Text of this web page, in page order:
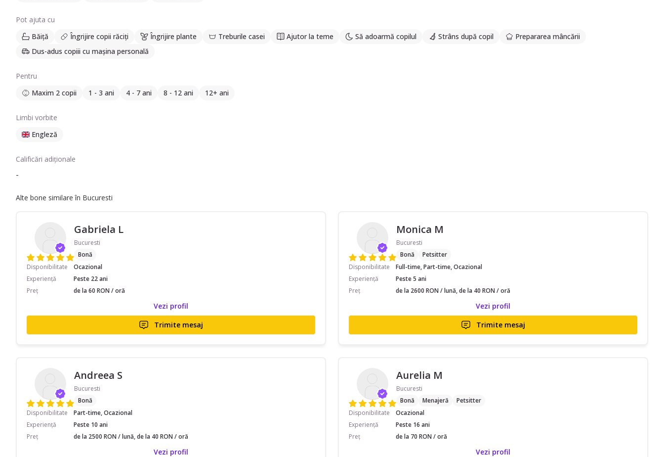
Pot ajuta cu
Băiță
Îngrijire copii răciți Îngrijire plante Treburile casei Ajutor la teme Să adoarmă copilul Strâns după copil
Prepararea mâncării
Dus-adus copiii cu mașina personală
Pentru
Maxim 2 copii
1 - 3 ani 4 - 7 ani 8 - 12 ani 12+ ani
Limbi vorbite
Engleză
Calificări adiționale
-
Alte bone similare în Bucuresti
Gabriela L
Bucuresti
Bonă
Disponibilitate
Ocazional
Experiență
Peste 22 ani
Preț
de la 60 RON / oră
Vezi profil
Trimite mesaj
Monica M
Bucuresti
Bonă
Petsitter
Disponibilitate
Full-time, Part-time, Ocazional
Experiență
Peste 5 ani
Preț
de la 2600 RON / lună, de la 40 RON / oră
Vezi profil
Trimite mesaj
Andreea S
Bucuresti
Bonă
Disponibilitate
Part-time, Ocazional
Experiență
Peste 10 ani
Preț
de la 2500 RON / lună, de la 40 RON / oră
Vezi profil
Aurelia M
Bucuresti
Bonă
Menajeră
Petsitter
Disponibilitate
Ocazional
Experiență
Peste 16 ani
Preț
de la 70 RON / oră
Vezi profil